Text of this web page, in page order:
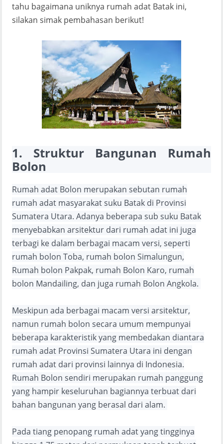
tahu bagaimana uniknya rumah adat Batak ini,
silakan simak pembahasan berikut!
1. Struktur Bangunan Rumah
Bolon
Rumah adat Bolon merupakan sebutan rumah
rumah adat masyarakat suku Batak di Provinsi
Sumatera Utara. Adanya beberapa sub suku Batak
menyebabkan arsitektur dari rumah adat ini juga
terbagi ke dalam berbagai macam versi, seperti
rumah bolon Toba, rumah bolon Simalungun,
Rumah bolon Pakpak, rumah Bolon Karo, rumah
bolon Mandailing, dan juga rumah Bolon Angkola.
Meskipun ada berbagai macam versi arsitektur,
namun rumah bolon secara umum mempunyai
beberapa karakteristik yang membedakan diantara
rumah adat Provinsi Sumatera Utara ini dengan
rumah adat dari provinsi lainnya di Indonesia.
Rumah Bolon sendiri merupakan rumah panggung
yang hampir keseluruhan bagiannya terbuat dari
bahan bangunan yang berasal dari alam.
Pada tiang penopang rumah adat yang tingginya